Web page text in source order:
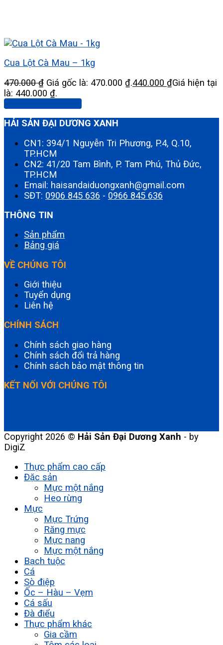
Cua Lột Cà Mau – 1kg
470.000₫ Giá gốc là: 470.000 ₫.440.000 ₫Giá hiện tại
là: 440.000 ₫.
Thêm vào giỏ hàng
HẢI SẢN ĐẠI DƯƠNG XANH
CN1: 394/1 Nguyễn Tri Phương, P.4, Q.10,
TP.HCM
CN2: 41/20 Tam Bình, P. Tam Phú, Thủ Đức,
TP.HCM
Email: haisandaiduongxanh@gmail.com
SĐT: 0906 845 636 - 0966 845 636
THÔNG TIN
Sản phẩm
Bảng giá
VỀ CHÚNG TÔI
Giới thiệu
Tuyển dụng
Liên hệ
CHÍNH SÁCH
Chính sách giao hàng
Chính sách đổi trả hàng
Chính sách bảo mật thông tin
KẾT NỐI VỚI CHÚNG TÔI
Copyright 2026 © Hải Sản Đại Dương Xanh - by
DigiZ
Thực phẩm cao cấp
Đặc sản
Mực một nắng
Heo rừng
Mực
Mực Trứng
Răng mực
Mực nang
Mực một nắng
Bạch tuộc
Cá
Sò điệp
Ốc – Hàu – Vẹm
Cá sấu
Đà điểu
Thực phẩm khác
Gia cầm